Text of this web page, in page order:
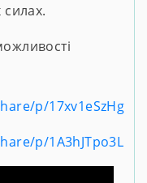
силах.
p/17xv1eSzHg
p/1A3hJTpo3L